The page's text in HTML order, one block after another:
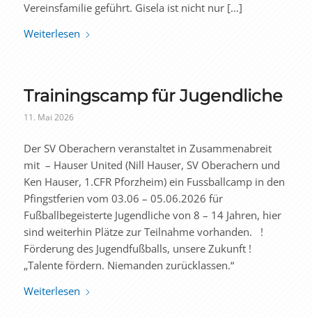
Vereinsfamilie geführt. Gisela ist nicht nur […]
Weiterlesen
Trainingscamp für Jugendliche
11. Mai 2026
Der SV Oberachern veranstaltet in Zusammenabreit
mit – Hauser United (Nill Hauser, SV Oberachern und
Ken Hauser, 1.CFR Pforzheim) ein Fussballcamp in den
Pfingstferien vom 03.06 – 05.06.2026 für
Fußballbegeisterte Jugendliche von 8 – 14 Jahren, hier
sind weiterhin Plätze zur Teilnahme vorhanden. !
Förderung des Jugendfußballs, unsere Zukunft !
„Talente fördern. Niemanden zurücklassen.“
Weiterlesen